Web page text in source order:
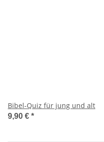
Bibel-Quiz für jung und alt
9,90 € *